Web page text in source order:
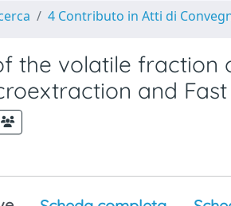
4 Contributo in Atti di
the volatile fraction
and Fast